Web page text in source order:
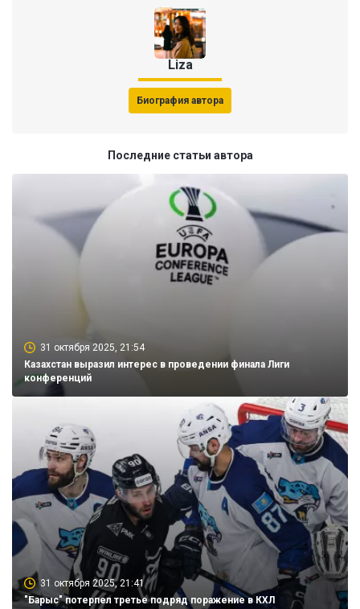
Liza
Биография автора
Последние статьи автора
31 октября 2025, 21:54
Казахстан выразил интерес в проведении финала Лиги
конференций
31 октября 2025, 21:41
"Барыс" потерпел третье подряд поражение в КХЛ